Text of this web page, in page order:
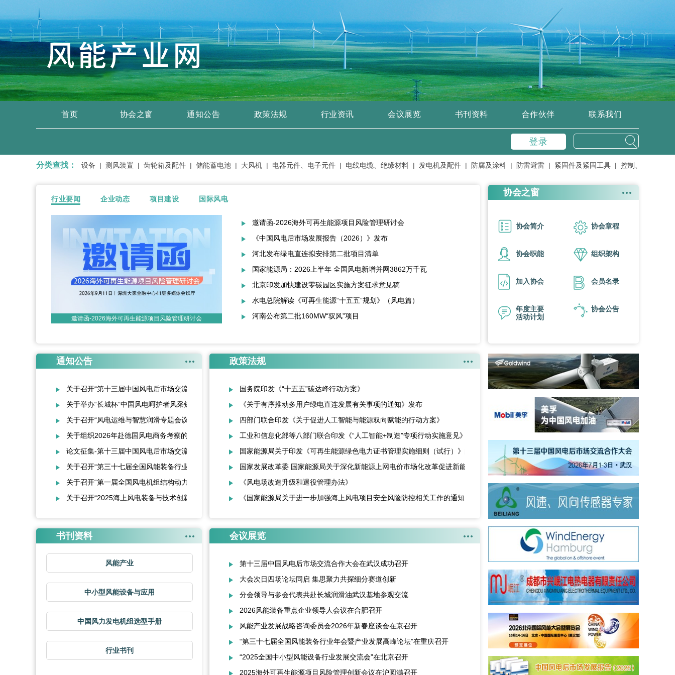
首页 协会之窗 通知公告 政策法规 行业资讯 会议展览 书刊资料 合作伙伴 联系我们
登录
分类查找：
、输变电设备、开关设备 | 测风装置 | 齿轮箱及配件 | 储能蓄电池 | 大风机 | 电器元件、电子元件 | 电线电缆、绝缘材料 | 发电机及配件 | 防腐及涂料 | 防雷避雷 | 紧固件及紧固工具 | 控制、变流器、逆
行业要闻 企业动态 项目建设 国际风电
邀请函-2026海外可再生能源项目风险管理研讨会
邀请函-2026海外可再生能源项目风险管理研讨会
《中国风电后市场发展报告（2026）》发布
河北发布绿电直连拟安排第二批项目清单
国家能源局：2026上半年 全国风电新增并网3862万千瓦
北京印发加快建设零碳园区实施方案征求意见稿
水电总院解读《可再生能源“十五五”规划》（风电篇）
河南公布第二批160MW“驭风”项目
协会之窗
协会简介 协会章程
协会职能 组织架构
加入协会 会员名录
年度主要
活动计划
协会公告
通知公告
关于召开“第十三届中国风电后市场交流合作大会”的通知
关于举办“长城杯”中国风电呵护者风采短视频大赛的通知
关于召开“风电运维与智慧润滑专题会议”的通知
关于组织2026年赴德国风电商务考察的通知
论文征集-第十三届中国风电后市场交流合作大会
关于召开“第三十七届全国风能装备行业年会暨产业发展高峰论坛”的通知
关于召开“第一届全国风电机组结构动力设计与新技术应用研讨会”的通知
关于召开“2025海上风电装备与技术创新论坛”的通知
政策法规
国务院印发《“十五五”碳达峰行动方案》
《关于有序推动多用户绿电直连发展有关事项的通知》发布
四部门联合印发《关于促进人工智能与能源双向赋能的行动方案》
工业和信息化部等八部门联合印发《“人工智能+制造”专项行动实施意见》
国家能源局关于印发《可再生能源绿色电力证书管理实施细则（试行）》的通知
国家发展改革委 国家能源局关于深化新能源上网电价市场化改革促进新能源高质量发展的通知
《风电场改造升级和退役管理办法》
《国家能源局关于进一步加强海上风电项目安全风险防控相关工作的通知》
书刊资料
风能产业
中小型风能设备与应用
中国风力发电机组选型手册
行业书刊
会议展览
第十三届中国风电后市场交流合作大会在武汉成功召开
大会次日四场论坛同启 集思聚力共探细分赛道创新
分会领导与参会代表共赴长城润滑油武汉基地参观交流
2026风能装备重点企业领导人会议在合肥召开
风能产业发展战略咨询委员会2026年新春座谈会在京召开
“第三十七届全国风能装备行业年会暨产业发展高峰论坛”在重庆召开
“2025全国中小型风能设备行业发展交流会”在北京召开
2025海外可再生能源项目风险管理创新会议在沪圆满召开